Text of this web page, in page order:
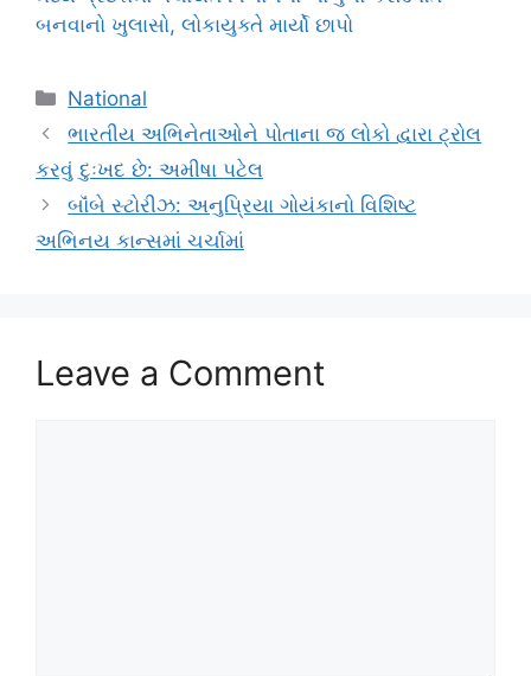
બનવાનો ખુલાસો, લોકાયુક્તે માર્યો છાપો
Categories
National
ભારતીય અભિનેતાઓને પોતાના જ લોકો દ્વારા ટ્રોલ
કરવું દુઃખદ છે: અમીષા પટેલ
બૉંબે સ્ટોરીઝ: અનુપ્રિયા ગોયંકાનો વિશિષ્ટ
અભિનય કાન્સમાં ચર્ચામાં
Leave a Comment